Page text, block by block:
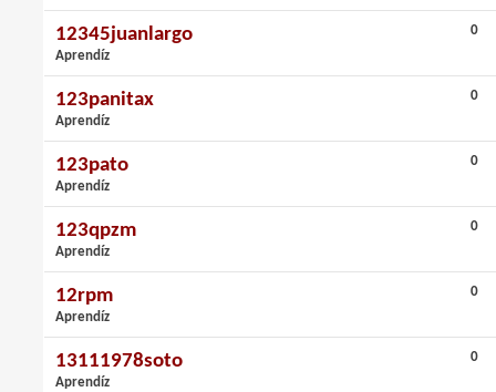
12345juanlargo
Aprendíz
0
123panitax
Aprendíz
0
123pato
Aprendíz
0
123qpzm
Aprendíz
0
12rpm
Aprendíz
0
13111978soto
Aprendíz
0